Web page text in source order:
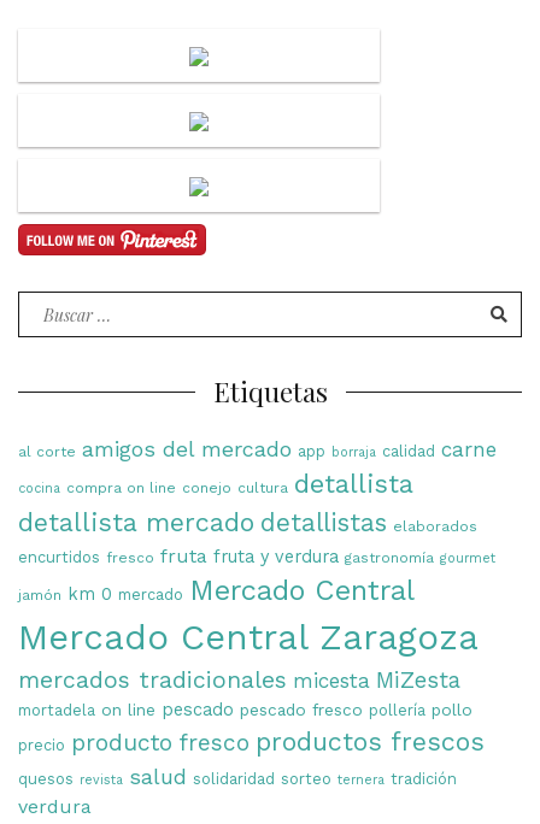
Buscar
Etiquetas
al corte amigos del mercado app borraja calidad carne
cocina compra on line conejo cultura detallista
detallista mercado detallistas elaborados
encurtidos fresco fruta fruta y verdura gastronomía gourmet
jamón km 0 mercado Mercado Central
Mercado Central Zaragoza
mercados tradicionales micesta MiZesta
mortadela on line pescado pescado fresco pollería pollo
precio producto fresco productos frescos
quesos revista salud solidaridad sorteo ternera tradición
verdura